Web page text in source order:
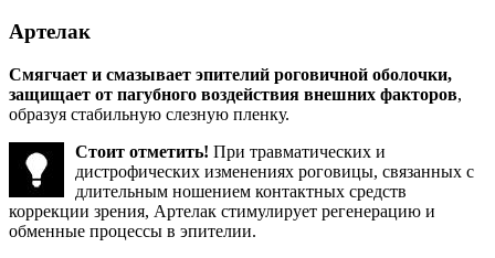
Артелак
Смягчает и смазывает эпителий роговичной оболочки,
защищает от пагубного воздействия внешних факторов,
образуя стабильную слезную пленку.
Стоит отметить! При травматических и
дистрофических изменениях роговицы, связанных с
длительным ношением контактных средств
коррекции зрения, Артелак стимулирует регенерацию и
обменные процессы в эпителии.